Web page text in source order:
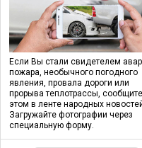
Если Вы стали свидетелем
пожара, необычного погодного
явления, провала дороги или
прорыва теплотрассы,
этом в ленте народных
Загружайте фотографии через
специальную форму.